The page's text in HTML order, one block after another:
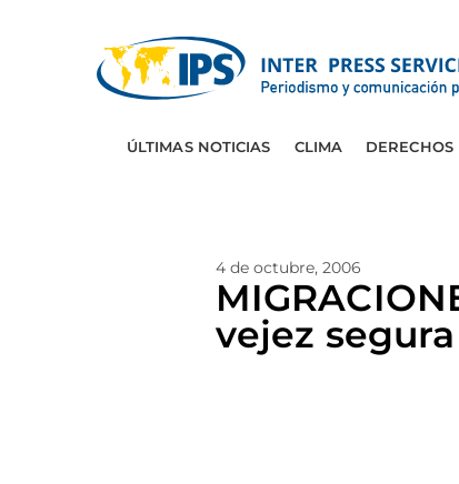
ÚLTIMAS NOTICIAS CLIMA
4 de octubre, 2006
vejez segura